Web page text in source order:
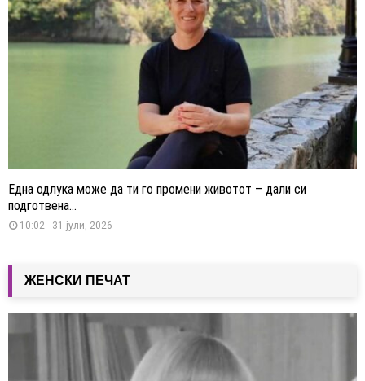
Една одлука може да ти го промени животот – дали си
подготвена...
10:02 - 31 јули, 2026
ЖЕНСКИ ПЕЧАТ